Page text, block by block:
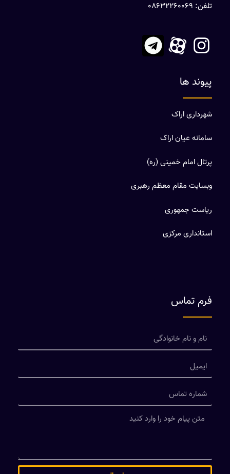
تلفن: 08632260069
پیوند ها
شهرداری اراک
سامانه عیان اراک
پرتال امام خمینی (ره)
وبسایت مقام معظم رهبری
ریاست جمهوری
استانداری مرکزی
فرم تماس